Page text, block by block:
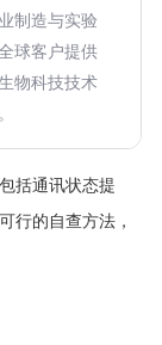
制造与实验
球客户提供
物科技技术
括通讯状态提
行的自查方法，